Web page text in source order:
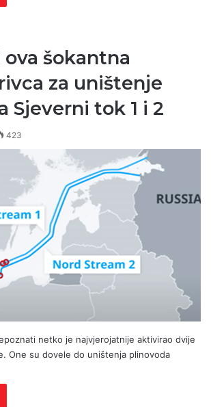
šokantna
za uništenje
Sjeverni tok 1 i 2
423
netko je najvjerojatnije aktivirao dvije
One su dovele do uništenja plinovoda